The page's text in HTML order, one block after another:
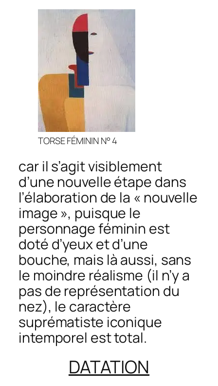
TORSE FÉMININ N° 4
car il s’agit visiblement
d’une nouvelle étape dans
l’élaboration de la « nouvelle
image », puisque le
personnage féminin est
doté d’yeux et d’une
bouche, mais là aussi, sans
le moindre réalisme (il n’y a
pas de représentation du
nez), le caractère
suprématiste iconique
intemporel est total.
DATATION